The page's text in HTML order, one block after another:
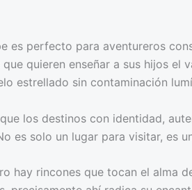
es perfecto para aventureros
quieren enseñar a sus hijos
estrellado sin contaminación
los destinos con identidad,
es solo un lugar para visitar, es
hay rincones que tocan el alma